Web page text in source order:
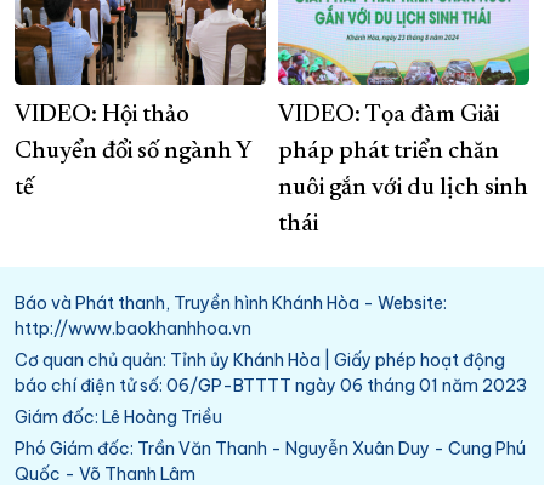
VIDEO: Hội thảo
Chuyển đổi số ngành Y
tế
VIDEO: Tọa đàm Giải
pháp phát triển chăn
nuôi gắn với du lịch sinh
thái
Báo và Phát thanh, Truyền hình Khánh Hòa - Website:
http://www.baokhanhhoa.vn
Cơ quan chủ quản: Tỉnh ủy Khánh Hòa | Giấy phép hoạt động
báo chí điện tử số: 06/GP-BTTTT ngày 06 tháng 01 năm 2023
Giám đốc: Lê Hoàng Triều
Phó Giám đốc: Trần Văn Thanh - Nguyễn Xuân Duy - Cung Phú
Quốc - Võ Thanh Lâm